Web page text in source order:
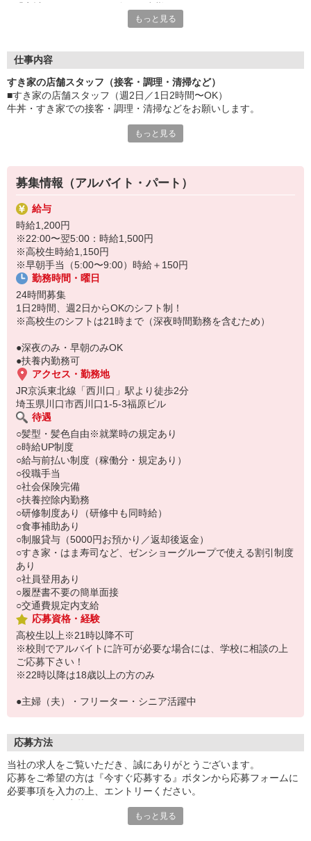
など、自分らしく活躍できますよ。
■髪型・髪色自由
■給与前払い可
急な出費も安心♪
■社員登用あり
将来を考えている方は必見です。
与兵衛、オリーブの丘、焼肉いちばんなどを経営しているゼンシ
ョーグループ！
その中のひとつ『すき家』でお仕事しませんか？
もっと見る
仕事内容
すき家の店舗スタッフ（接客・調理・清掃など）
■すき家の店舗スタッフ（週2日／1日2時間〜OK）
牛丼・すき家での接客・調理・清掃などをお願いします。
あなたの笑顔で！
すばやく提供！
他にも、食材の調整や金銭管理、新しく入社したクルーの研修など
様々なお仕事があります。
セルフオーダー、セルフ会計で、現金の受け渡しはほとんどありま
せん。※一部店舗を除く
取り間違いもなく安心でスムーズ♪
マニュアルも用意していますので飲食店が初めての方でも大丈夫！
もちろん先輩クルーがしっかり教えてくれるので安心してくださ
い。
もっと見る
募集情報（アルバイト・パート）
給与
時給1,200円
※22:00〜翌5:00：時給1,500円
※高校生時給1,150円
※早朝手当（5:00〜9:00）時給＋150円
勤務時間・曜日
24時間募集
1日2時間、週2日からOKのシフト制！
※高校生のシフトは21時まで（深夜時間勤務を含むため）
●深夜のみ・早朝のみOK
●扶養内勤務可
アクセス・勤務地
JR京浜東北線「西川口」駅より徒歩2分
埼玉県川口市西川口1-5-3福原ビル
待遇
○髪型・髪色自由※就業時の規定あり
○時給UP制度
○給与前払い制度（稼働分・規定あり）
○役職手当
○社会保険完備
○扶養控除内勤務
○研修制度あり（研修中も同時給）
○食事補助あり
○制服貸与（5000円お預かり／返却後返金）
○すき家・はま寿司など、ゼンショーグループで使える割引制度
あり
○社員登用あり
○履歴書不要の簡単面接
○交通費規定内支給
応募資格・経験
高校生以上※21時以降不可
※校則でアルバイトに許可が必要な場合には、学校に相談の上
ご応募下さい！
※22時以降は18歳以上の方のみ
●主婦（夫）・フリーター・シニア活躍中
応募方法
当社の求人をご覧いただき、誠にありがとうございます。
応募をご希望の方は『今すぐ応募する』ボタンから応募フォームに
必要事項を入力の上、エントリーください。
もっと見る